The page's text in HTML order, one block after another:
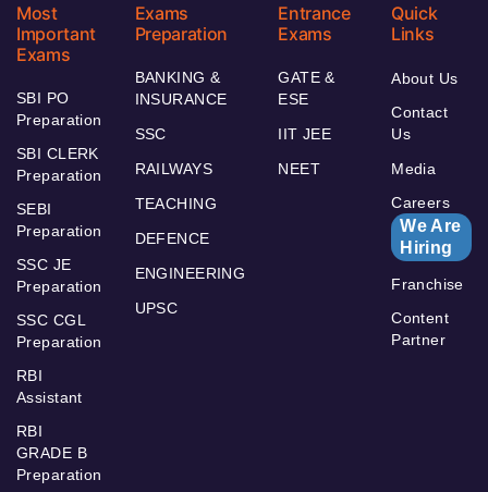
Most
Important
Exams
SBI PO
Preparation
SBI CLERK
Preparation
SEBI
Preparation
SSC JE
Preparation
SSC CGL
Preparation
RBI
Assistant
RBI
GRADE B
Preparation
Exams
Preparation
BANKING &
INSURANCE
SSC
RAILWAYS
TEACHING
DEFENCE
ENGINEERING
UPSC
Entrance
Exams
GATE &
ESE
IIT JEE
NEET
Quick
Links
About Us
Contact
Us
Media
Careers
We Are
Hiring
Franchise
Content
Partner